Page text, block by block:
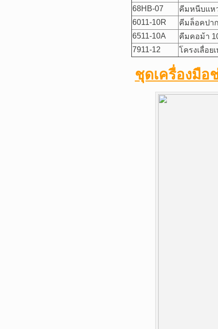
68HB-07
คีมหนีบแห
6011-10R
คีมล็อคปา
6511-10A
คีมคอม้า
7911-12
โครงเลื่อย
ชุดเครื่องมือ